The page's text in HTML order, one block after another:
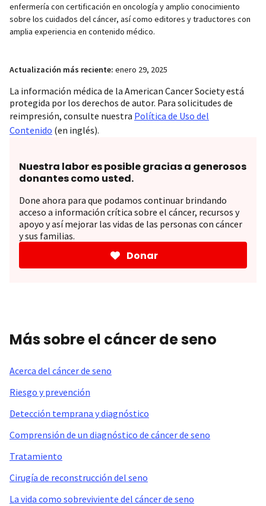
enfermería con certificación en oncología y amplio conocimiento
sobre los cuidados del cáncer, así como editores y traductores con
amplia experiencia en contenido médico.
Actualización más reciente: enero 29, 2025
La información médica de la American Cancer Society está
protegida por los derechos de autor. Para solicitudes de
reimpresión, consulte nuestra Política de Uso del
Contenido (en inglés).
Nuestra labor es posible gracias a generosos
donantes como usted.
Done ahora para que podamos continuar brindando
acceso a información crítica sobre el cáncer, recursos y
apoyo y así mejorar las vidas de las personas con cáncer
y sus familias.
Donar
Más sobre el cáncer de seno
Acerca del cáncer de seno
Riesgo y prevención
Detección temprana y diagnóstico
Comprensión de un diagnóstico de cáncer de seno
Tratamiento
Cirugía de reconstrucción del seno
La vida como sobreviviente del cáncer de seno